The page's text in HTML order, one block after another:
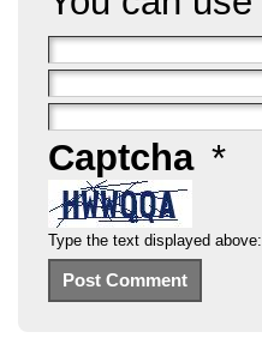
Captcha *
Type the text displayed above: